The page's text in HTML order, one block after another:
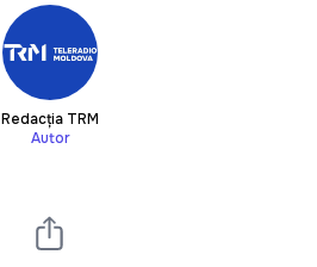
Redacția TRM
Autor